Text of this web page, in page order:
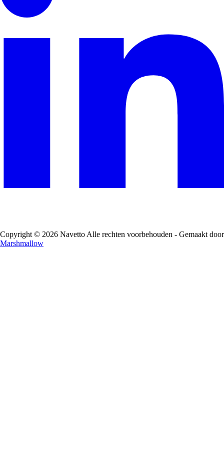
Copyright © 2026 Navetto Alle rechten voorbehouden - Gemaakt door
Marshmallow